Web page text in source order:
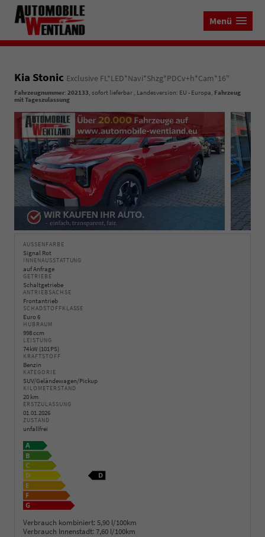
Menü
Kia Stonic Exclusive FL*LED*Navi*Shzg*PDCv+h*Cam*16"
Fahrzeugnummer: 202133, sofort lieferbar , Landesversion: EU - Europa, Fahrzeug
mit Tageszulassung
AUSSENFARBE
Signal Rot
INNENAUSSTATTUNG
auf Anfrage
GETRIEBE
Schaltgetriebe
ANTRIEBSACHSE
Frontantrieb
SCHADSTOFFKLASSE
Euro 6
HUBRAUM
998 ccm
LEISTUNG
74 kW (101 PS)
KRAFTSTOFF
Benzin
KATEGORIE
SUV/Geländewagen/Pickup
KILOMETERSTAND
20 km
ERSTZULASSUNG
01.01.2026
ZUSTAND
unfallfrei
Verbrauch kombiniert: 5,90 l/100km
Verbrauch Innenstadt: 7,60 l/100km